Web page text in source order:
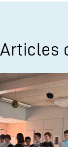
Articles